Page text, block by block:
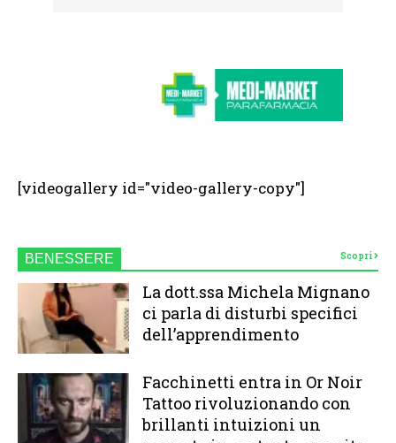
[videogallery id="video-gallery-copy"]
BENESSERE Scopri
La dott.ssa Michela Mignano
ci parla di disturbi specifici
dell’apprendimento
Facchinetti entra in Or Noir
Tattoo rivoluzionando con
brillanti intuizioni un